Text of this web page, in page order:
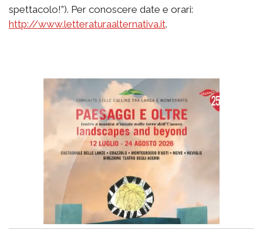
spettacolo!”). Per conoscere date e orari:
http://www.letteraturaalternativa.it.